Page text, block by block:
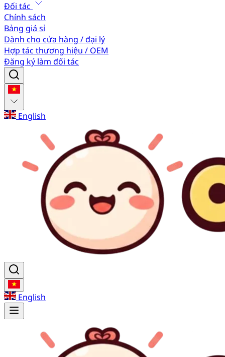
Đối tác
Chính sách
Bảng giá sỉ
Dành cho cửa hàng / đại lý
Hợp tác thương hiệu / OEM
Đăng ký làm đối tác
English
English